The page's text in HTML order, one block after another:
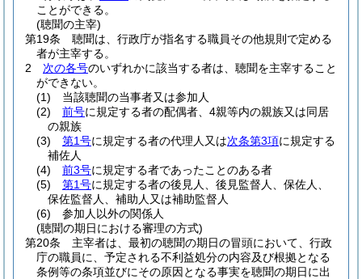
ことができる。
(聴聞の主宰)
第19条
聴聞は、行政庁が指名する職員その他規則で定める
者が主宰する。
2
次の各号のいずれかに該当する者は、聴聞を主宰すること
ができない。
(1)
当該聴聞の当事者又は参加人
(2)
前号に規定する者の配偶者、4親等内の親族又は同居
の親族
(3)
第1号に規定する者の代理人又は次条第3項に規定する
補佐人
(4)
前3号に規定する者であったことのある者
(5)
第1号に規定する者の後見人、後見監督人、保佐人、
保佐監督人、補助人又は補助監督人
(6)
参加人以外の関係人
(聴聞の期日における審理の方式)
第20条
主宰者は、最初の聴聞の期日の冒頭において、行政
庁の職員に、予定される不利益処分の内容及び根拠となる
条例等の条項並びにその原因となる事実を聴聞の期日に出